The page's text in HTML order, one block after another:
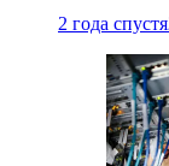
2 года спустя